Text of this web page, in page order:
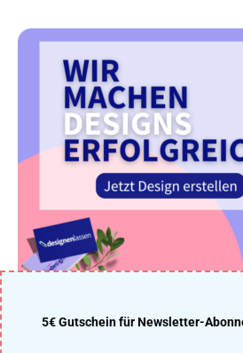
5€ Gutschein für Newsletter-